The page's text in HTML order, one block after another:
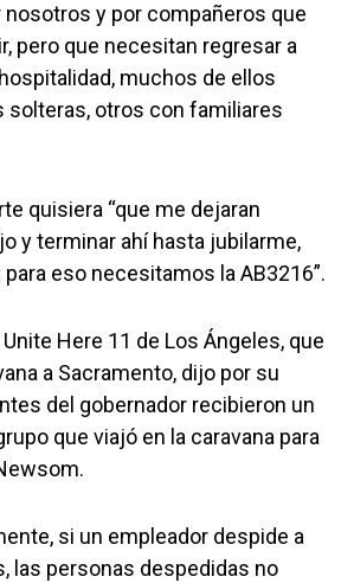
nosotros y por compañeros que
pero que necesitan regresar a
muchos de ellos
solteras, otros con familiares
quisiera “que me dejaran
y terminar ahí hasta jubilarme,
eso necesitamos la AB3216”.
Here 11 de Los Ángeles, que
a Sacramento, dijo por su
del gobernador recibieron un
que viajó en la caravana para
si un empleador despide a
las personas despedidas no